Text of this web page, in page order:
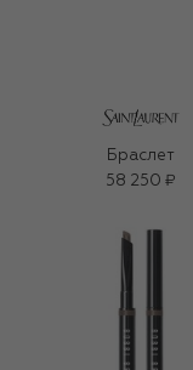
Браслет
58 250 ₽